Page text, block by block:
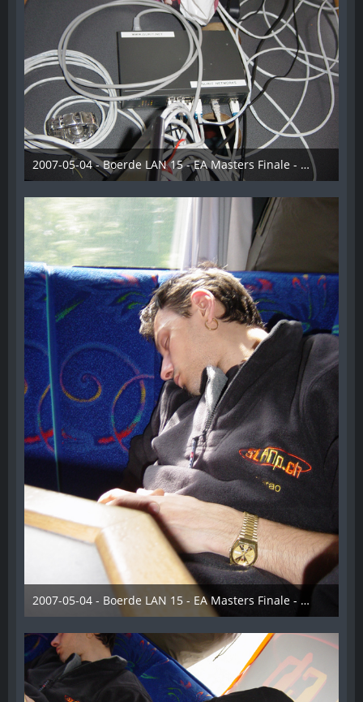
2007-05-04 - Boerde LAN 15 - EA Masters Finale - 011
28. Dezember 2012
2007-05-04 - Boerde LAN 15 - EA Masters Finale - 012
28. Dezember 2012